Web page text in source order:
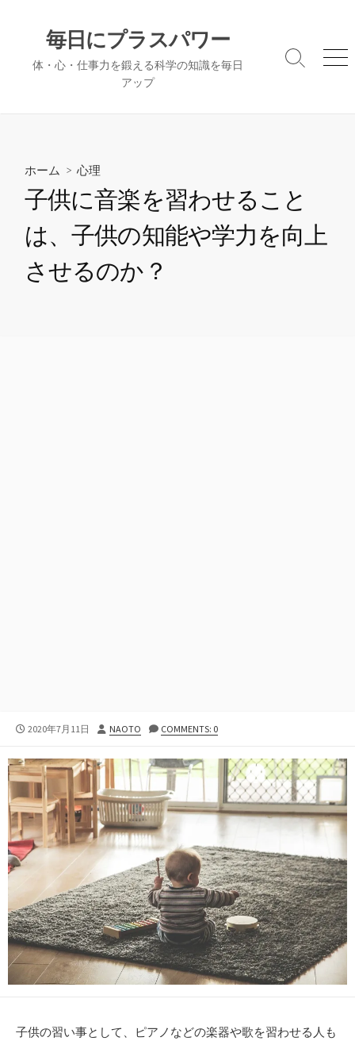
毎日にプラスパワー
体・心・仕事力を鍛える科学の知識を毎日
アップ
検
メ
ホーム > 心理
子供に音楽を習わせること
は、子供の知能や学力を向上
させるのか？
公
日
2020年7月11日
投
者
NAOTO COMMENTS: 0
子供の習い事として、ピアノなどの楽器や歌を習わせる人も